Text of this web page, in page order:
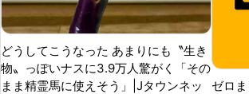
どうしてこうなった あまりにも〝生き
物〟っぽいナスに3.9万人驚がく「その
まま精霊馬に使えそう」|Jタウンネッ
ゼロま